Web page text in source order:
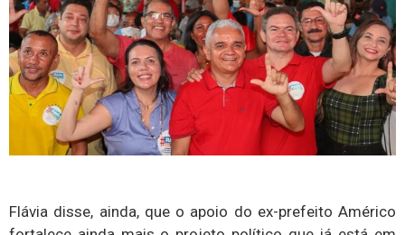
Flávia disse, ainda, que o apoio do ex-prefeito Américo